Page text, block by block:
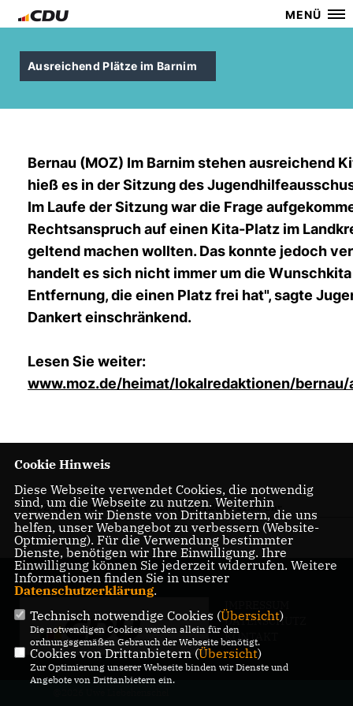
MENÜ
Ausreichend Plätze im Barnim
Bernau (MOZ) Im Barnim stehen ausreichend
hieß es in der Sitzung des
Im Laufe der Sitzung war die Frage
Rechtsanspruch auf einen Kita-Platz im
geltend machen wollten. Das konnte jedoch
handelt es sich nicht immer um die
Entfernung, die einen Platz frei hat", sagte
Dankert einschränkend.
Lesen Sie weiter:
www.moz.de/heimat/lokalredaktionen/
MOZ online | Redaktion Bernau | 13.11.2015, 21:56 Uhr
DATENSCHUTZ
KONTAKT
Cookie Hinweis
Diese Webseite verwendet Cookies, die notwendig
sind, um die Webseite zu nutzen. Weiterhin
verwenden wir Dienste von Drittanbietern, die uns
helfen, unser Webangebot zu verbessern (Website-
Optmierung). Für die Verwendung bestimmter
Dienste, benötigen wir Ihre Einwilligung. Ihre
Einwilligung können Sie jederzeit widerrufen. Weitere
Informationen finden Sie in unserer
Datenschutzerklärung.
Technisch notwendige Cookies (Übersicht)
Die notwendigen Cookies werden allein für den
ordnungsgemäßen Gebrauch der Webseite benötigt.
Cookies von Drittanbietern (Übersicht)
Zur Optimierung unserer Webseite binden wir Dienste und
Angebote von Drittanbietern ein.